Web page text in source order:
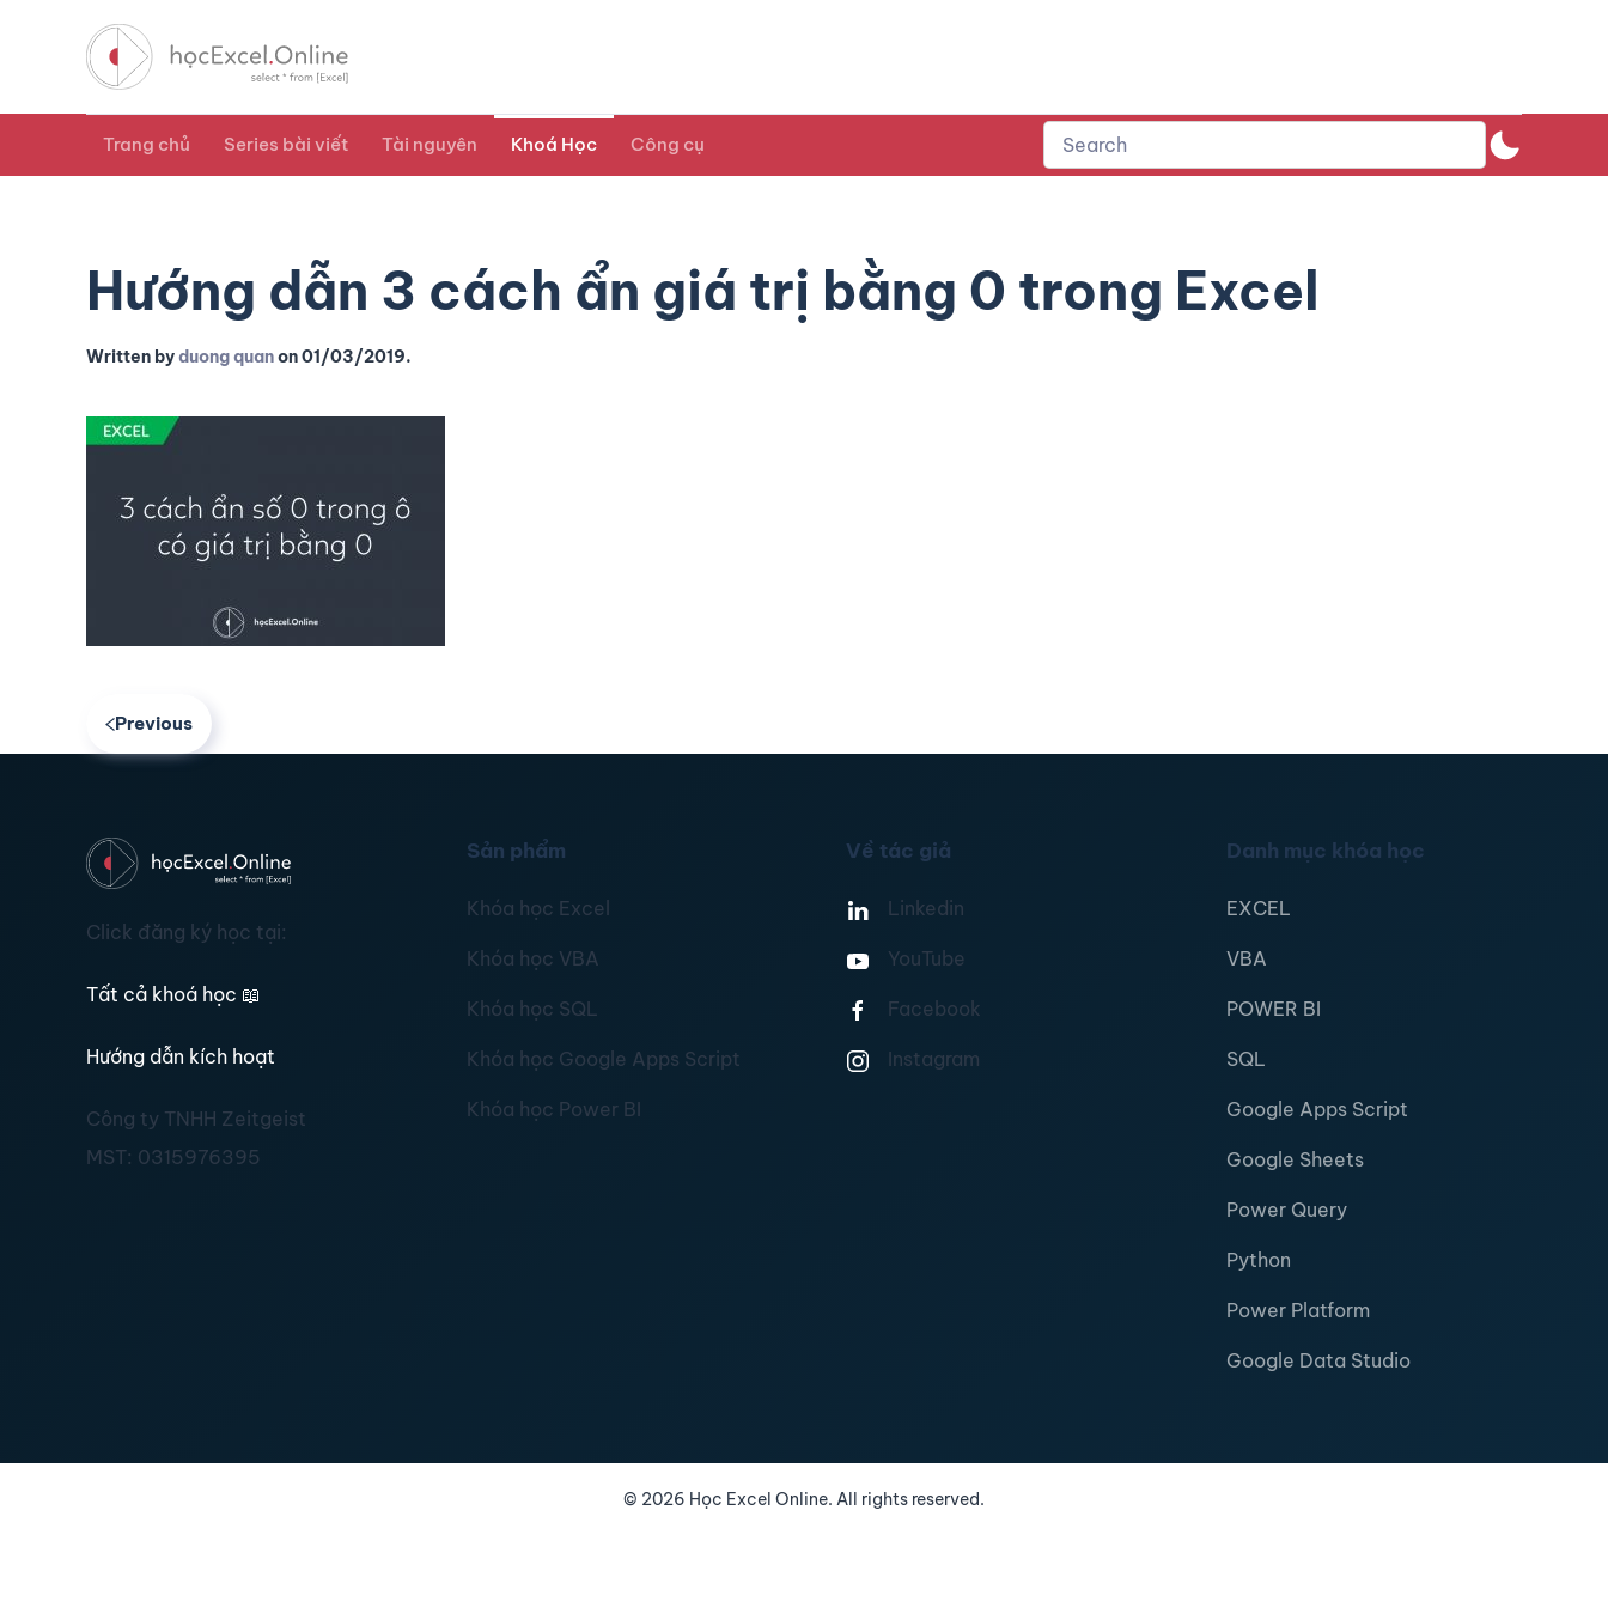
Trang chủ Series bài viết Tài nguyên Khoá Học Công cụ
Hướng dẫn 3 cách ẩn giá trị bằng 0 trong Excel
Written byduong quanon01/03/2019.
Previous
Click đăng ký học tại:
Tất cả khoá học 📖
Hướng dẫn kích hoạt
Công ty TNHH Zeitgeist
MST: 0315976395
Sản phẩm
Khóa học Excel
Khóa học VBA
Khóa học SQL
Khóa học Google Apps Script
Khóa học Power BI
Về tác giả
Linkedin
YouTube
Facebook
Instagram
Danh mục khóa học
EXCEL
VBA
POWER BI
SQL
Google Apps Script
Google Sheets
Power Query
Python
Power Platform
Google Data Studio
© 2026 Học Excel Online. All rights reserved.